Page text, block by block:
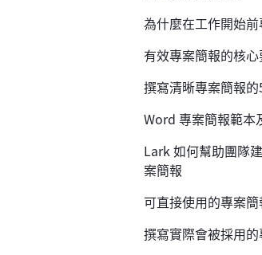
為什麼在工作開始
有效專案簡報的核
撰寫清晰專案簡報
Word 專案簡報範本
Lark 如何幫助團隊
案簡報
可直接使用的專案
撰寫實際會被採用